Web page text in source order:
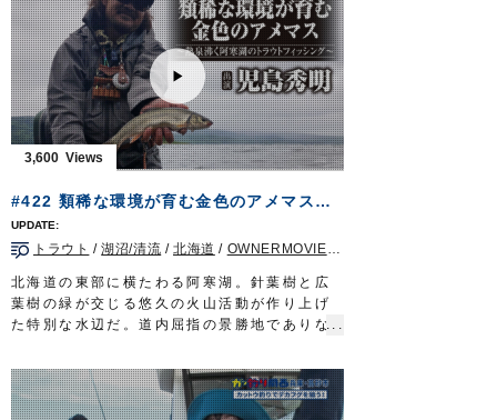
市の釣具店店長、中嶋和輝さん。
スピニングタックルを駆使しオモリグ仕掛け
で誘う。京丹後の夜を彩るシロイカの煌め
き。こだわりのメソッドで山陰の豊穣を味わ
い尽くす。
■タックル
ロッド：オモリグ用ロッド 7ft
リール：中型スピニングリール
リーダー：フロロ 3号
オモリ：20～25号
仕掛け：からまんオモリグリーダー シングル
100cm/150cm
エギ：
Draw4 2.5号
放送日 2020年7月19日
OWNERMOVIE
http://ownertv.jp/
http://www.owner.co.jp
3,600
#422 類稀な環境が育む金色のアメマス～熱泉沸く阿寒湖のトラウトフィッシング～
トラウト /湖沼/清流 /北海道 / OWNERMOVIE（夢釣行）
北海道の東部に横たわる阿寒湖。針葉樹と広
葉樹の緑が交じる悠久の火山活動が作り上げ
た特別な水辺だ。道内屈指の景勝地でありな
として全国に名を馳せる。人気の理由は金色
に染まるアメマスの存在。カルデラ湖の類稀
な環境が育んだ気高き魚を求めて湖に立ち込